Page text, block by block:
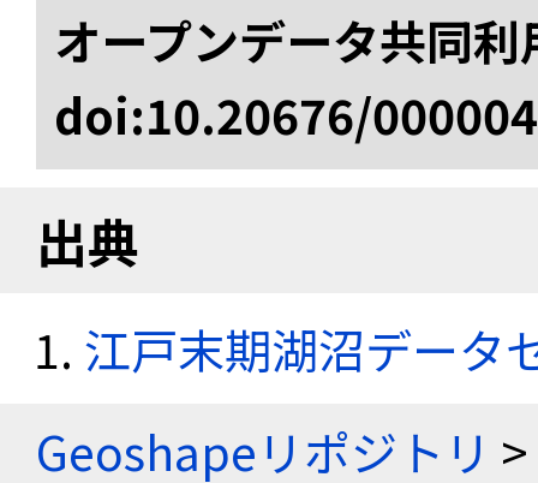
オープンデータ共同
doi:10.20676/
出典
江戸末期湖沼データ
Geoshapeリポジトリ >